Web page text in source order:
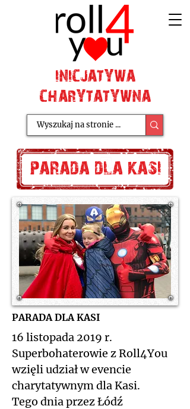
INICJATYWA
CHARYTATYWNA
parada dla kasi
PARADA DLA KASI
16 listopada 2019 r.
Superbohaterowie z Roll4You
wzięli udział w evencie
charytatywnym dla Kasi.
Tego dnia przez Łódź